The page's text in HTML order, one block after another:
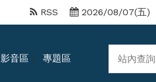
2026/08/07(五)
RSS
影音區 專題區